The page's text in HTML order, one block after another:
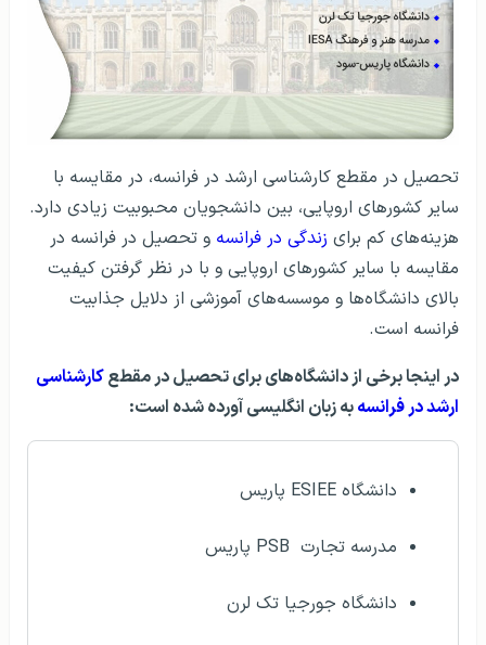
تحصیل در مقطع کارشناسی ارشد در فرانسه، در مقایسه با
سایر کشور‌های اروپایی، بین دانشجویان محبوبیت زیادی دارد.
هزینه‌های کم برای زندگی در فرانسه و تحصیل در فرانسه در
مقایسه با سایر کشور­های اروپایی و با در نظر گرفتن کیفیت
بالای دانشگاه­‌ها و موسسه‌­های آموزشی از دلایل جذابیت
فرانسه است.
در اینجا برخی از دانشگاه‌های برای تحصیل در مقطعکارشناسی
ارشد در فرانسهبه زبان انگلیسی آورده شده است:
دانشگاه ESIEE پاریس
مدرسه تجارت PSB‌ پاریس
دانشگاه جورجیا تک لرن